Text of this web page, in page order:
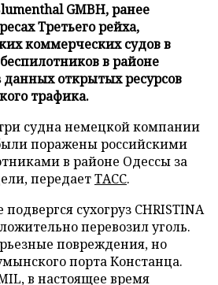
GMBH, ранее
Третьего рейха,
коммерческих судов в
в районе
данных открытых ресурсов
трафика.
судна немецкой компании
поражены российскими
в районе Одессы за
передаетТАСС.
сухогруз CHRISTINA
перевозил уголь.
повреждения, но
порта Констанца.
в настоящее время